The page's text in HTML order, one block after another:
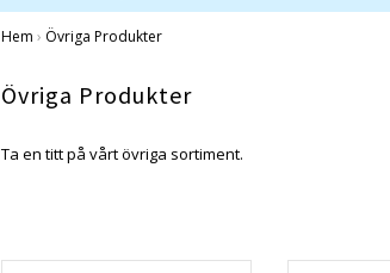
Hem › Övriga Produkter
Övriga Produkter
Ta en titt på vårt övriga sortiment.